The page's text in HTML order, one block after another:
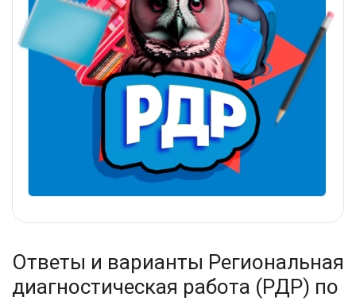
Ответы и варианты Региональная
диагностическая работа (РДР) по